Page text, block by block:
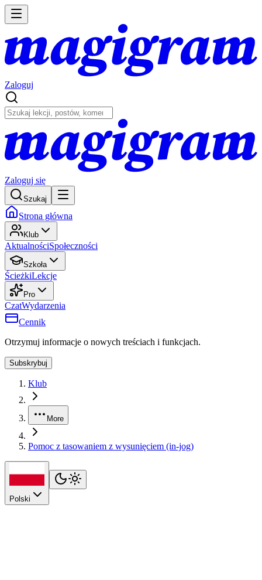
Zaloguj
Zaloguj się
Szukaj
Strona główna
Klub
AktualnościSpołeczności
Szkoła
ŚcieżkiLekcje
Pro
CzatWydarzenia
Cennik
Otrzymuj informacje o nowych treściach i funkcjach.
Subskrybuj
Klub
More
Pomoc z tasowaniem z wysunięciem (in-jog)
Polski